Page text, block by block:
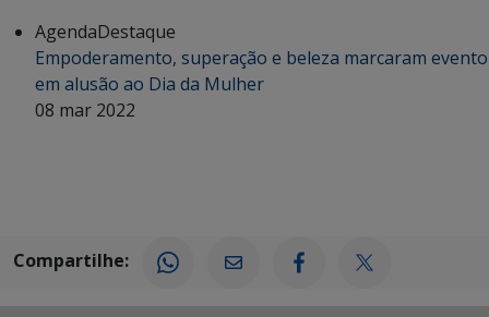
AgendaDestaque
Empoderamento, superação e beleza marcaram evento
em alusão ao Dia da Mulher
08 mar 2022
Compartilhe: